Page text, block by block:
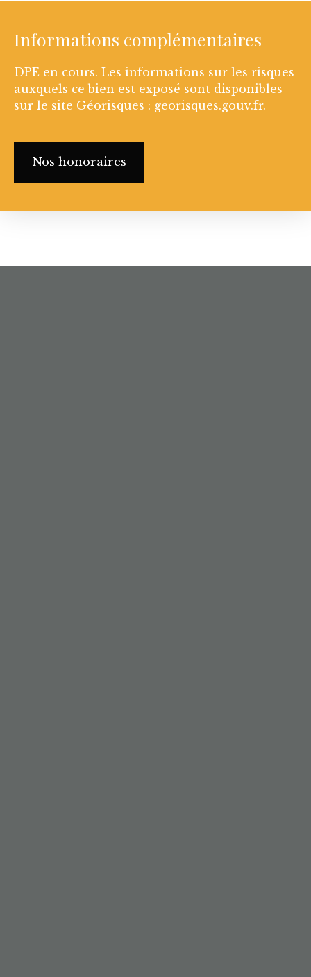
Informations complémentaires
DPE en cours. Les informations sur les risques
auxquels ce bien est exposé sont disponibles
sur le site Géorisques : georisques.gouv.fr.
Nos honoraires